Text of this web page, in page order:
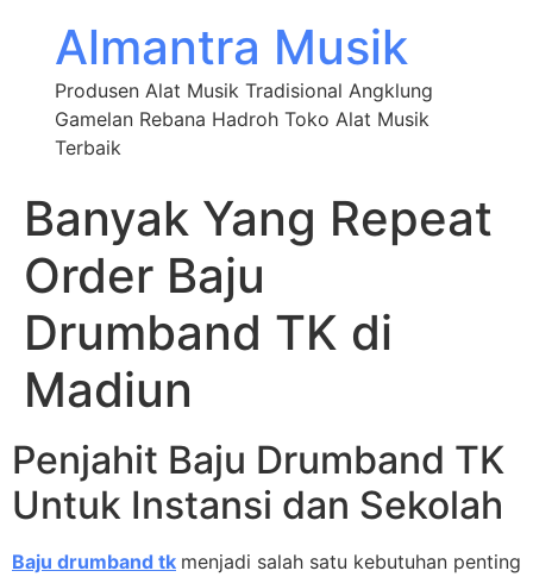
Almantra Musik
Produsen Alat Musik Tradisional Angklung
Gamelan Rebana Hadroh Toko Alat Musik
Terbaik
Banyak Yang Repeat
Order Baju
Drumband TK di
Madiun
Penjahit Baju Drumband TK
Untuk Instansi dan Sekolah
Baju drumband tk menjadi salah satu kebutuhan penting